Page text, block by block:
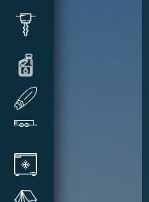
Шуруповерты,
Масла и смазки